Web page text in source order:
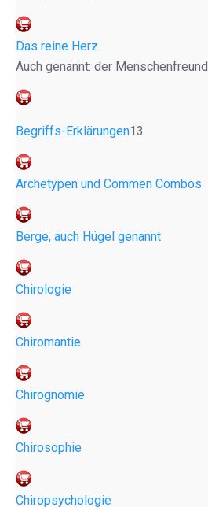
Das reine Herz
Auch genannt: der Menschenfreund
Begriffs-Erklärungen13
Archetypen und Commen Combos
Berge, auch Hügel genannt
Chirologie
Chiromantie
Chirognomie
Chirosophie
Chiropsychologie